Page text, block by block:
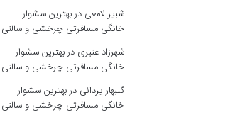
شبیر لامعی دربهترین سشوار
خانگی مسافرتی چرخشی و سالنی
شهرزاد عنبری دربهترین سشوار
خانگی مسافرتی چرخشی و سالنی
گلبهار یزدانی دربهترین سشوار
خانگی مسافرتی چرخشی و سالنی